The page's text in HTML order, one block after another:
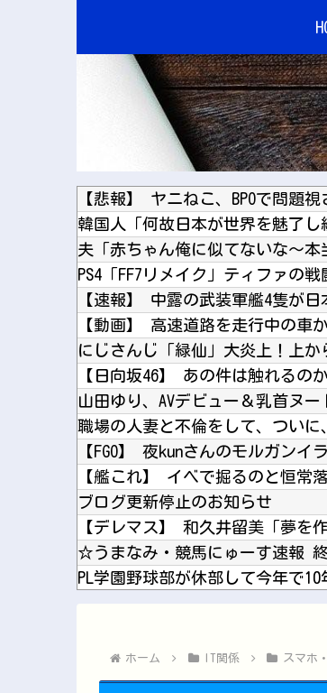
【悲報】 ヤニねこ、BPOで問題
【日向坂46】 あの件は触れるの
職場の人妻と不倫をして、ついに
【FGO】 夜kunさんのモルガンイ
【艦これ】 イベで掘るのと恒常
ブログ更新停止のお知らせ
【デレマス】 和久井留美「夢を
☆うまなみ・競馬にゅーす速報
PL学園野球部が休部して今年で
「これ作者やらかしただろ…」と
ホーム IT関係 スマホ